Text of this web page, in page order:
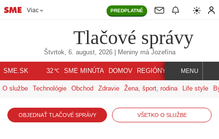
Viac PREDPLATNÉ
Tlačové správy
Štvrtok, 6. august, 2026| Meniny má Jozefína
SME.SK 32℃ SME MINÚTA DOMOV REGIÓNY INDEX SVET
MENU
O službe Technológie Obchod Zdravie Žena, šport, rodina Life style
OBJEDNAŤ TLAČOVÉ SPRÁVY VŠETKO O SLUŽBE